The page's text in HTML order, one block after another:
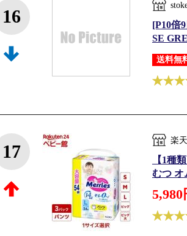
16
[P10倍
SE
送料無
17
楽
【1種
むつ オ
5,980